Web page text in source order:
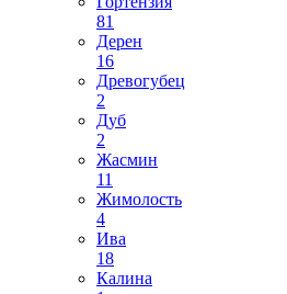
81
Дерен
16
Древогубец
2
Дуб
2
Жасмин
11
Жимолость
4
Ива
18
Калина